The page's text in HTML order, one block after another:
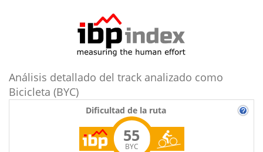
Análisis detallado del track analizado como
Bicicleta (BYC)
Dificultad de la ruta
55
BYC